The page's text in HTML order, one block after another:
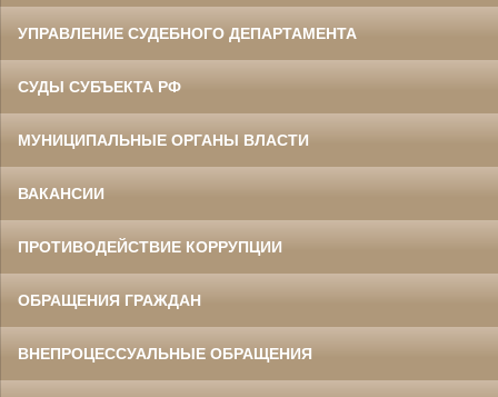
УПРАВЛЕНИЕ СУДЕБНОГО ДЕПАРТАМЕНТА
СУДЫ СУБЪЕКТА РФ
МУНИЦИПАЛЬНЫЕ ОРГАНЫ ВЛАСТИ
ВАКАНСИИ
ПРОТИВОДЕЙСТВИЕ КОРРУПЦИИ
ОБРАЩЕНИЯ ГРАЖДАН
ВНЕПРОЦЕССУАЛЬНЫЕ ОБРАЩЕНИЯ